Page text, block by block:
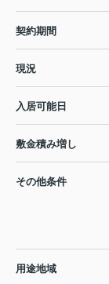
契約期間
現況
入居可能日
敷金積み増し
その他条件
用途地域